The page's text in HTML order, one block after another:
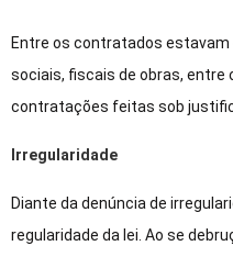
Entre os contratados
sociais, fiscais de obras, entre
contratações feitas sob
Irregularidade
Diante da denúncia de
regularidade da lei. Ao se